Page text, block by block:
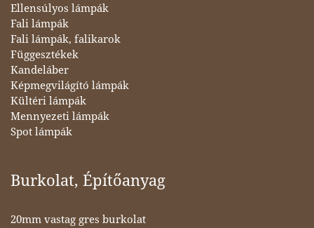
Ellensúlyos lámpák
Fali lámpák
Fali lámpák, falikarok
Függesztékek
Kandeláber
Képmegvilágító lámpák
Kültéri lámpák
Mennyezeti lámpák
Spot lámpák
Burkolat, Építőanyag
20mm vastag gres burkolat